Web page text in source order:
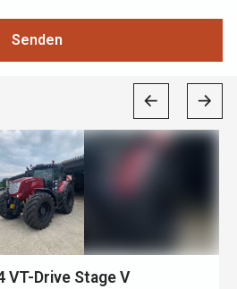
Senden
VT-Drive Stage V